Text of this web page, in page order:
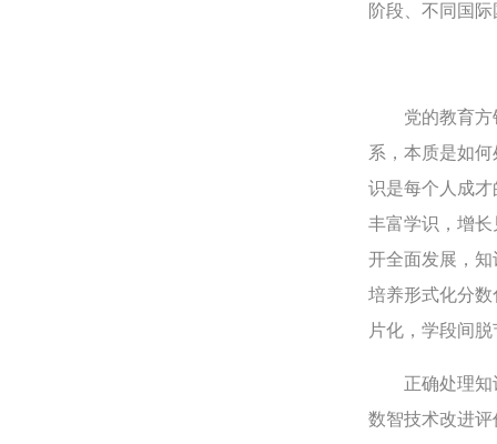
阶段、不同国
党的教育方针
系，本质是如
识是每个人成
丰富学识，增
开全面发展，
培养形式化分
片化，学段间
正确处理知识
数智技术改进